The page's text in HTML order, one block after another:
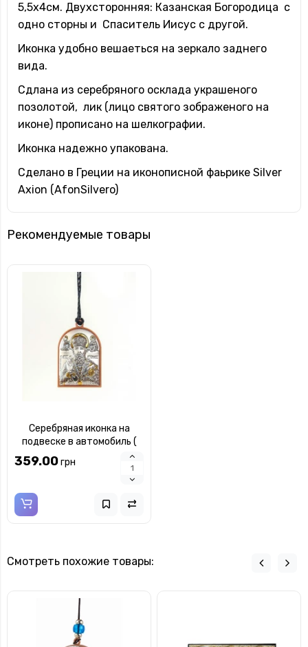
5,5х4см. Двухсторонняя: Казанская Богородица с
одно сторны и Спаситель Иисус с другой.
Иконка удобно вешаеться на зеркало заднего
вида.
Сдлана из серебряного осклада украшеного
позолотой, лик (лицо святого зображеного на
иконе) прописано на шелкографии.
Иконка надежно упакована.
Сделано в Греции на иконописной фаьрике Silver
Axion (AfonSilvero)
Рекомендуемые товары
Серебряная иконка на
подвеске в автомобиль (
серебро ) 40х56мм
359.00грн
Смотреть похожие товары: